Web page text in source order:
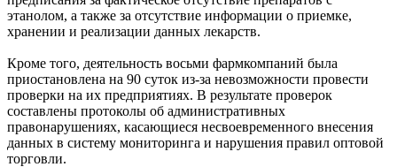
этанолом, а также за отсутствие информации о приемке,
хранении и реализации данных лекарств.
Кроме того, деятельность восьми фармкомпаний была
приостановлена на 90 суток из-за невозможности провести
проверки на их предприятиях. В результате проверок
составлены протоколы об административных
правонарушениях, касающиеся несвоевременного внесения
данных в систему мониторинга и нарушения правил оптовой
торговли.